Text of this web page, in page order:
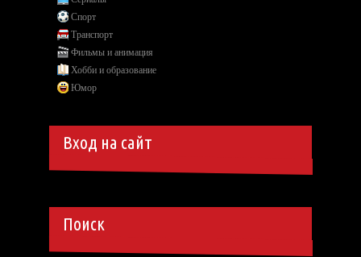
Спорт
Транспорт
Фильмы и анимация
Хобби и образование
Юмор
Вход на сайт
Поиск